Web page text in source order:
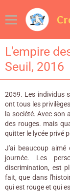
L'empire
Seuil, 2016
2059. Les individus
ont tous les
la société. Avec son
des rouges. mais
quitter le lycée privé
J'ai beaucoup aimé
journée. Les
discrimination, est
fait, que dans
qui est rouge et qui